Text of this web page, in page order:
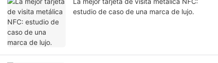
estudio de caso de una marca de lujo.